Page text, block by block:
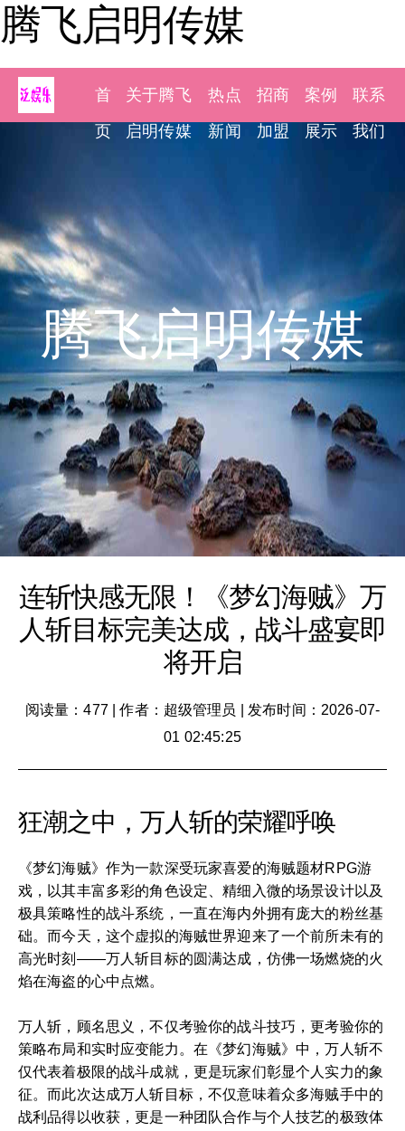
腾飞启明传媒
首
页
关于腾飞
启明传媒
热点
新闻
招商
加盟
案例
展示
联系
我们
腾飞启明传媒
连斩快感无限！《梦幻海贼》万
人斩目标完美达成，战斗盛宴即
将开启
阅读量：477|作者：超级管理员
发布时间：2026-07-
01 02:45:25
狂潮之中，万人斩的荣耀呼唤
《梦幻海贼》作为一款深受玩家喜爱的海贼题材RPG游
戏，以其丰富多彩的角色设定、精细入微的场景设计以及
极具策略性的战斗系统，一直在海内外拥有庞大的粉丝基
础。而今天，这个虚拟的海贼世界迎来了一个前所未有的
高光时刻——万人斩目标的圆满达成，仿佛一场燃烧的火
焰在海盗的心中点燃。
万人斩，顾名思义，不仅考验你的战斗技巧，更考验你的
策略布局和实时应变能力。在《梦幻海贼》中，万人斩不
仅代表着极限的战斗成就，更是玩家们彰显个人实力的象
征。而此次达成万人斩目标，不仅意味着众多海贼手中的
战利品得以收获，更是一种团队合作与个人技艺的极致体